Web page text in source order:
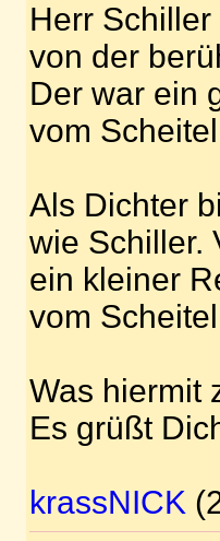
Herr
von der
Der war ein
vom
Als Dichter
wie Schiller.
ein kleiner
vom
Was hiermit
Es grüßt
krassNICK